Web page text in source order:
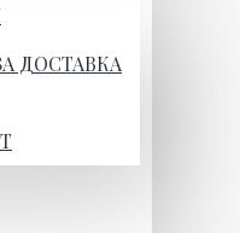
ДОСТАВКА